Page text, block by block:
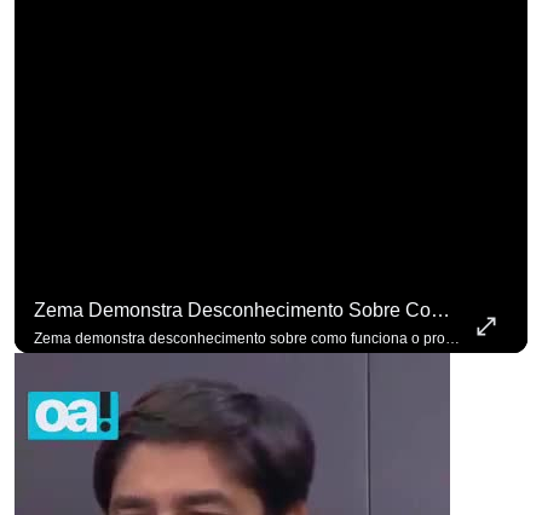
Zema Demonstra Desconhecimento Sobre Como Funciona O Processo De Mudança Das Leis. #OAntagonista